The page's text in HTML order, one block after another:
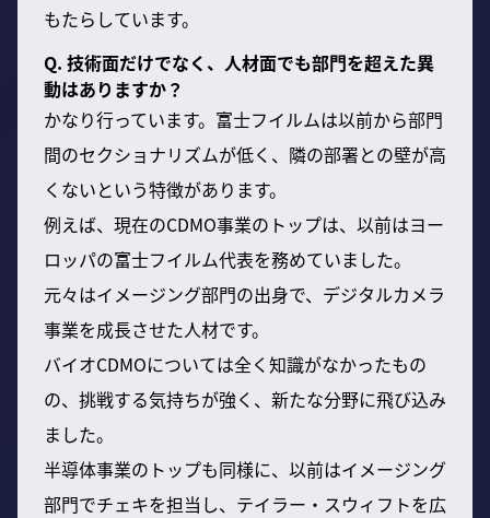
もたらしています。
Q. 技術面だけでなく、人材面でも部門を超えた異
動はありますか？
かなり行っています。富士フイルムは以前から部門
間のセクショナリズムが低く、隣の部署との壁が高
くないという特徴があります。
例えば、現在のCDMO事業のトップは、以前はヨー
ロッパの富士フイルム代表を務めていました。
元々はイメージング部門の出身で、デジタルカメラ
事業を成長させた人材です。
バイオCDMOについては全く知識がなかったもの
の、挑戦する気持ちが強く、新たな分野に飛び込み
ました。
半導体事業のトップも同様に、以前はイメージング
部門でチェキを担当し、テイラー・スウィフトを広